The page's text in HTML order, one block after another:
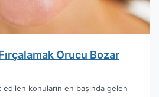
Orucu Bozar
edilen konuların en başında gelen